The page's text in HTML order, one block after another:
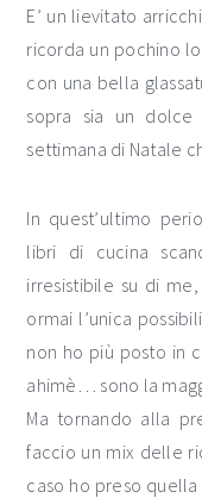
E’ un lievitato
ricorda un pochino
con una bella
sopra sia un dolce
settimana di Natale
In quest’ultimo
libri di cucina
irresistibile su di
ormai l’unica
non ho più posto in
ahimè… sono la
Ma tornando alla
faccio un mix delle
caso ho preso quella